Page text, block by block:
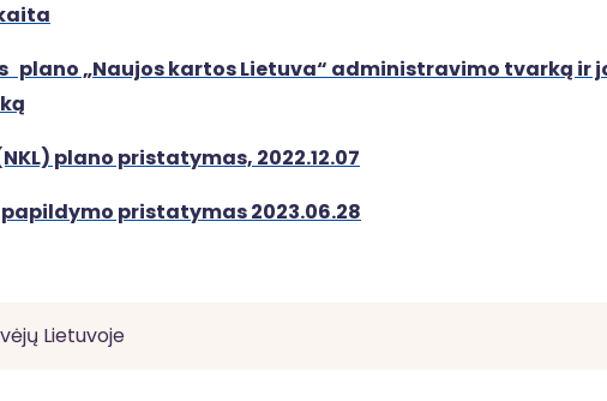
plano „Naujos kartos Lietuva“ administravimo tvarką ir
plano pristatymas, 2022.12.07
pristatymas 2023.06.28
Lietuvoje